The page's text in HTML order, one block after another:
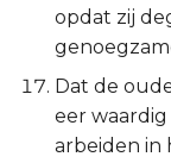
Joël
Amos
Obadja
opdat zij
Dat de
eer
arbeiden in